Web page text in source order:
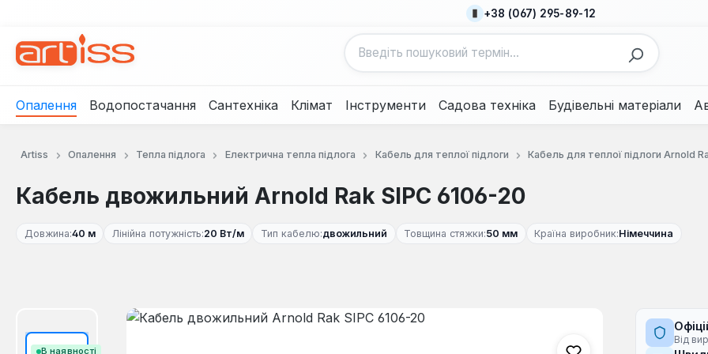
+38 (067) 295-89-12
Опалення Водопостачання Сантехніка Клімат Інструменти Садова техніка Будівельні матеріали
Artiss Опалення Тепла підлога Електрична тепла підлога Кабель для теплої підлоги Кабель для теплої підлоги Arnold
Кабель двожильний Arnold Rak SIPC 6106-20
Довжина:40 м Лінійна потужність:20 Вт/м Тип кабелю:двожильний Товщина стяжки:50 мм Країна виробник:Німеччина
В наявності
Пропустити галерею зображень
Від